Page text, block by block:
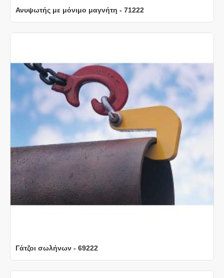
Ανυψωτής με μόνιμο μαγνήτη - 71222
Γάτζοι σωλήνων - 69222